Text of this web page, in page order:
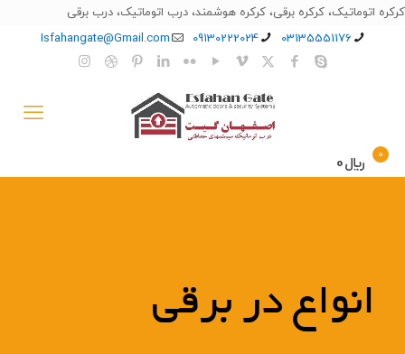
کرکره اتوماتیک، کرکره برقی، کرکره هوشمند، درب اتوماتیک، درب برقی
03135551176
09130222024
Isfahangate@Gmail.com
0 ﷼0
انواع در برقی